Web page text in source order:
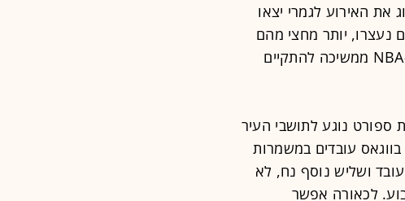
את האירוע לגמרי יצאו
הארוכים בסטריפ, כשלא פחות מ-403 מהם נעצרו, יותר מחצי מהם
על עבירות שקשורות לזנות, ואף-על-פי שליגת הקיץ של ה-NBA ממשיכה להתקיים
ספורט נוגע לתושבי העיר
עובדים במשמרות
ושליש נוסף נח, לא
לכאורה אפשר